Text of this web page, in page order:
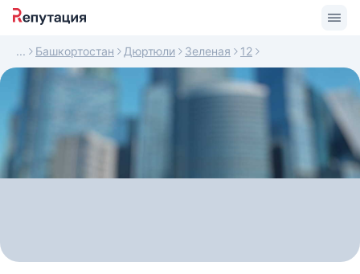
Башкортостан Дюртюли Зеленая 12